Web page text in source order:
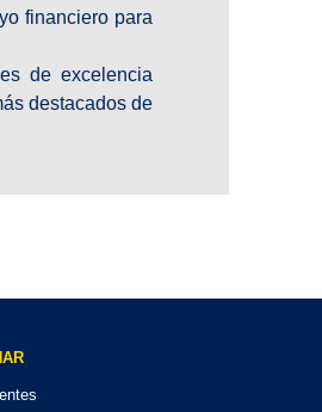
financiero para
de excelencia
destacados de